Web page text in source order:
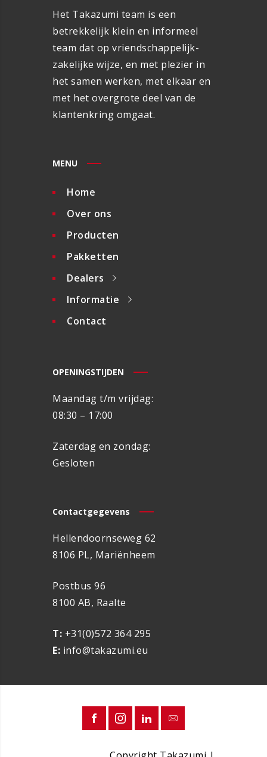
Het Takazumi team is een
betrekkelijk klein en informeel
team dat op vriendschappelijk-
zakelijke wijze, en met plezier in
het samen werken, met elkaar en
met het overgrote deel van de
klantenkring omgaat.
MENU
Home
Over ons
Producten
Pakketten
Dealers
Informatie
Contact
OPENINGSTIJDEN
Maandag t/m vrijdag:
08:30 – 17:00
Zaterdag en zondag:
Gesloten
Contactgegevens
Hellendoornseweg 62
8106 PL, Mariënheem
Postbus 96
8100 AB, Raalte
T: +31(0)572 364 295
E: info@takazumi.eu